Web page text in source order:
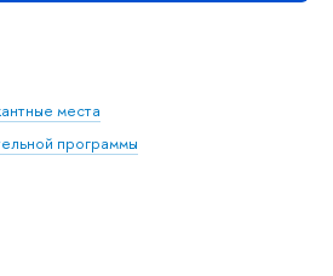
места
программы